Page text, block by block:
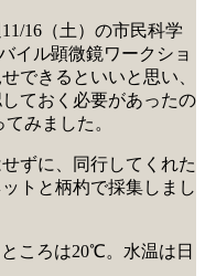
16（土）の市民科学
イル顕微鏡ワークショ
できるといいと思い、
ておく必要があったの
みました。
ずに、同行してくれた
トと柄杓で採集しまし
ころは20℃。水温は日